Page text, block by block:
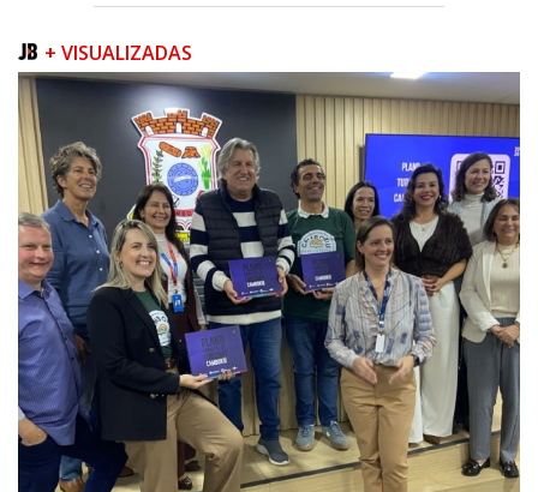
08/08/2026 | 07:00
Teatro Bruno Nitz terá concerto “Rock ao Piano” neste sábado
BALNEÁRIO CAMBORIÚ
+ VISUALIZADAS